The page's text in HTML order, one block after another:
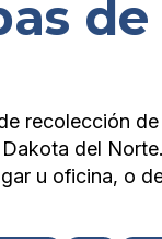
de
recolección
del
u oficina, o